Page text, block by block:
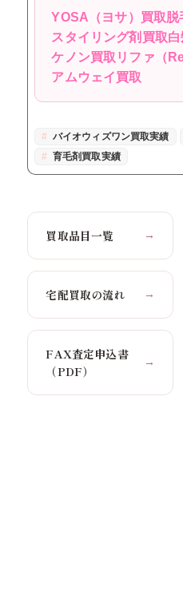
YOSA（ヨサ）買取脱
スタイリング剤買取
ケノン買取 リファ（
アムウェイ買取
バイオウィズワン買取実績
育毛剤買取実績
買取品目一覧 →
宅配買取の流れ →
FAX査定申込書
（PDF）
→